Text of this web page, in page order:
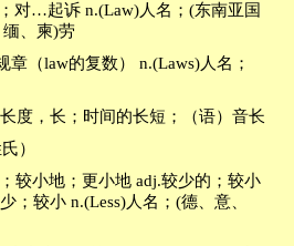
对…起诉 n.(Law)人名；(东南亚国
、柬)劳
章（law的复数） n.(Laws)人名；
度，长；时间的长短；（语）音长
）
较小地；更小地 adj.较少的；较小
；较小 n.(Less)人名；(德、意、